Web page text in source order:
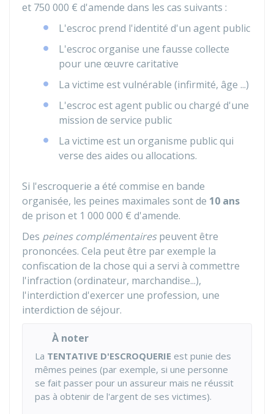
et 750 000 € d'amende dans les cas suivants :
L'escroc prend l'identité d'un agent public
L'escroc organise une fausse collecte
pour une œuvre caritative
La victime est vulnérable (infirmité, âge ...)
L'escroc est agent public ou chargé d'une
mission de service public
La victime est un organisme public qui
verse des aides ou allocations.
Si l'escroquerie a été commise en bande
organisée, les peines maximales sont de 10 ans
de prison et 1 000 000 € d'amende.
Des peines complémentairespeuvent être
prononcées. Cela peut être par exemple la
confiscation de la chose qui a servi à commettre
l'infraction (ordinateur, marchandise...),
l'interdiction d'exercer une profession, une
interdiction de séjour.
À noter
La TENTATIVE D'ESCROQUERIE est punie des
mêmes peines (par exemple, si une personne
se fait passer pour un assureur mais ne réussit
pas à obtenir de l'argent de ses victimes).